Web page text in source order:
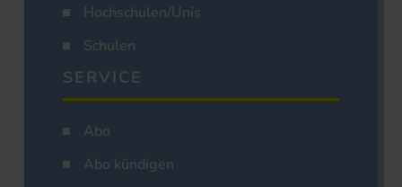
Hochschulen/Unis
Schulen
SERVICE
Abo
Abo kündigen